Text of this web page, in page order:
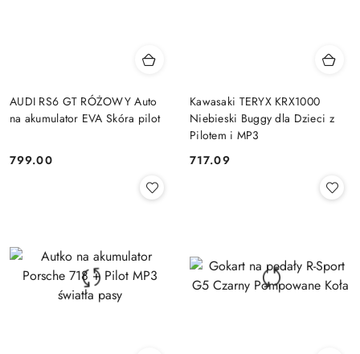
AUDI RS6 GT RÓŻOWY Auto
na akumulator EVA Skóra pilot
Cena:
799.00
Kawasaki TERYX KRX1000
Niebieski Buggy dla Dzieci z
Pilotem i MP3
Cena:
717.09